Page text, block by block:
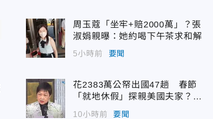
周玉蔻「坐牢+賠2000萬」？張
淑娟親曝：她約喝下午茶求和解
5小時前 要聞
花2383萬公帑出國47趟 春節
「就地休假」探親美國夫家？徐
佳青回應了
10小時前 要聞